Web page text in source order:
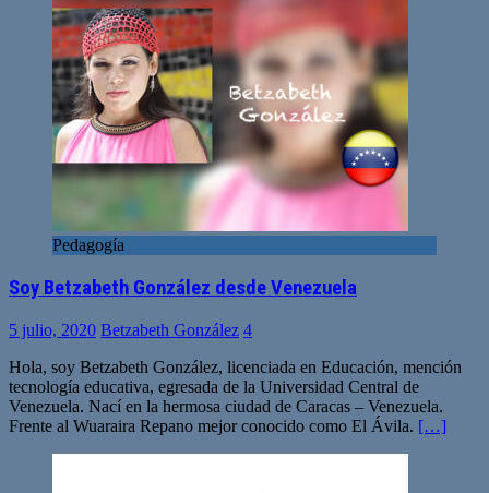
Pedagogía
Soy Betzabeth González desde Venezuela
5 julio, 2020 Betzabeth González 4
Hola, soy Betzabeth González, licenciada en Educación, mención
tecnología educativa, egresada de la Universidad Central de
Venezuela. Nací en la hermosa ciudad de Caracas – Venezuela.
Frente al Wuaraira Repano mejor conocido como El Ávila. […]